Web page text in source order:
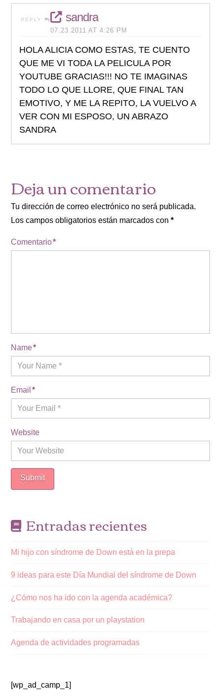
REPLY sandra
07.23.2011 AT 4:26 PM
HOLA ALICIA COMO ESTAS, TE CUENTO
QUE ME VI TODA LA PELICULA POR
YOUTUBE GRACIAS!!! NO TE IMAGINAS
TODO LO QUE LLORE, QUE FINAL TAN
EMOTIVO, Y ME LA REPITO, LA VUELVO A
VER CON MI ESPOSO, UN ABRAZO
SANDRA
Deja un comentario
Tu dirección de correo electrónico no será publicada.
Los campos obligatorios están marcados con*
Comentario*
Name*
Email*
Website
Entradas recientes
Mi hijo con síndrome de Down está en la prepa
9 ideas para este Día Mundial del síndrome de Down
¿Cómo nos ha ido con la agenda académica?
Trabajando en casa por un playstation
Agenda de actividades programadas
[wp_ad_camp_1]